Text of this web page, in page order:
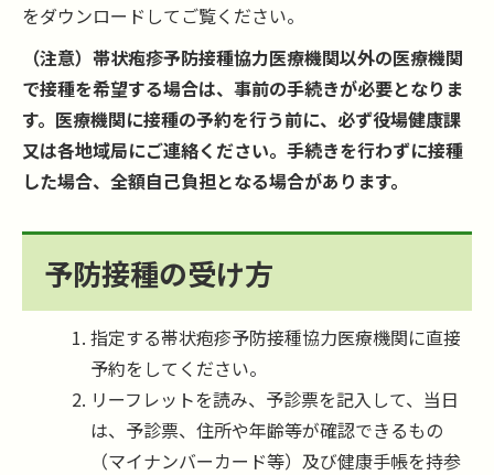
をダウンロードしてご覧ください。
（注意）帯状疱疹予防接種協力医療機関以外の医療機関
で接種を希望する場合は、事前の手続きが必要となりま
す。医療機関に接種の予約を行う前に、必ず役場健康課
又は各地域局にご連絡ください。手続きを行わずに接種
した場合、全額自己負担となる場合があります。
予防接種の受け方
指定する帯状疱疹予防接種協力医療機関に直接
予約をしてください。
リーフレットを読み、予診票を記入して、当日
は、予診票、住所や年齢等が確認できるもの
（マイナンバーカード等）及び健康手帳を持参